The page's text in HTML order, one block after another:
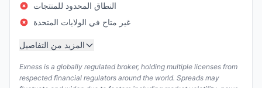
النطاق المحدود للمنتجات
غير متاح في الولايات المتحدة
المزيد من التفاصيل
Exness is a globally regulated broker, holding multiple licenses from
respected financial regulators around the world. Spreads may